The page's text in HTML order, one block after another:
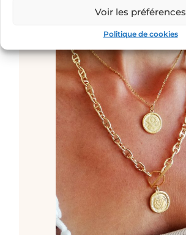
Voir les préférences
Politique de cookies